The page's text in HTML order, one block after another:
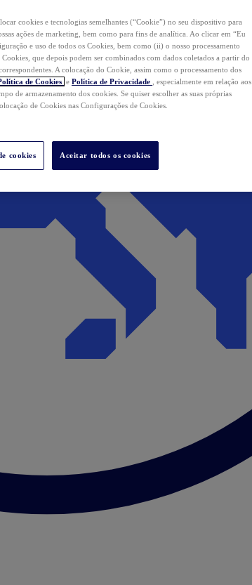
cookies e tecnologias semelhantes (“Cookie”) no seu dispositivo para
ações de marketing, bem como para fins de analítica. Ao clicar em “Eu
e uso de todos os Cookies, bem como (ii) o nosso processamento
que depois podem ser combinados com dados coletados a partir do
A colocação do Cookie, assim como o processamento dos
de Cookies e Política de Privacidade
, especialmente em relação aos
de armazenamento dos cookies. Se quiser escolher as suas próprias
de Cookies nas Configurações de Cookies.
cookies Aceitar todos os cookies